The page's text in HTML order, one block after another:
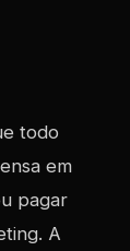
todo
em
pagar
A